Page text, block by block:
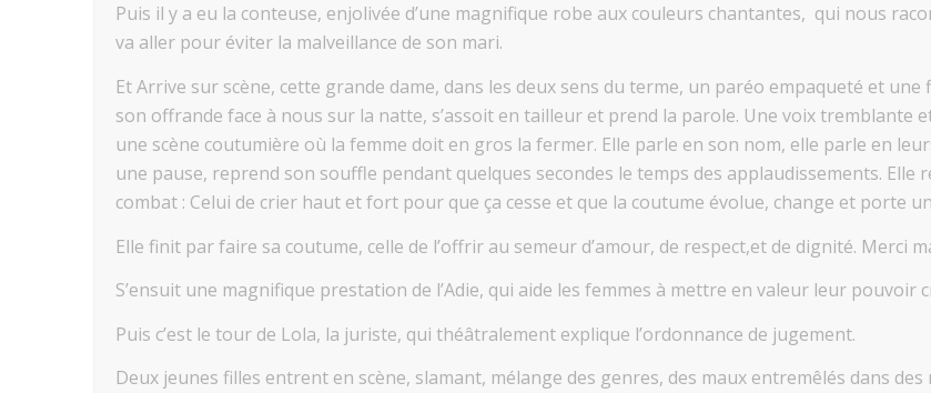
Puis il y a eu la conteuse, enjolivée d’une magnifique robe aux couleurs chantantes, qui nous
va aller pour éviter la malveillance de son mari.
Et Arrive sur scène, cette grande dame, dans les deux sens du terme, un paréo empaqueté et
son offrande face à nous sur la natte, s’assoit en tailleur et prend la parole. Une voix tremblante
une scène coutumière où la femme doit en gros la fermer. Elle parle en son nom, elle parle en
une pause, reprend son souffle pendant quelques secondes le temps des applaudissements.
combat : Celui de crier haut et fort pour que ça cesse et que la coutume évolue, change et porte
Elle finit par faire sa coutume, celle de l’offrir au semeur d’amour, de respect,et de dignité. Merci
S’ensuit une magnifique prestation de l’Adie, qui aide les femmes à mettre en valeur leur pouvoir
Puis c’est le tour de Lola, la juriste, qui théâtralement explique l’ordonnance de jugement.
Deux jeunes filles entrent en scène, slamant, mélange des genres, des maux entremêlés dans